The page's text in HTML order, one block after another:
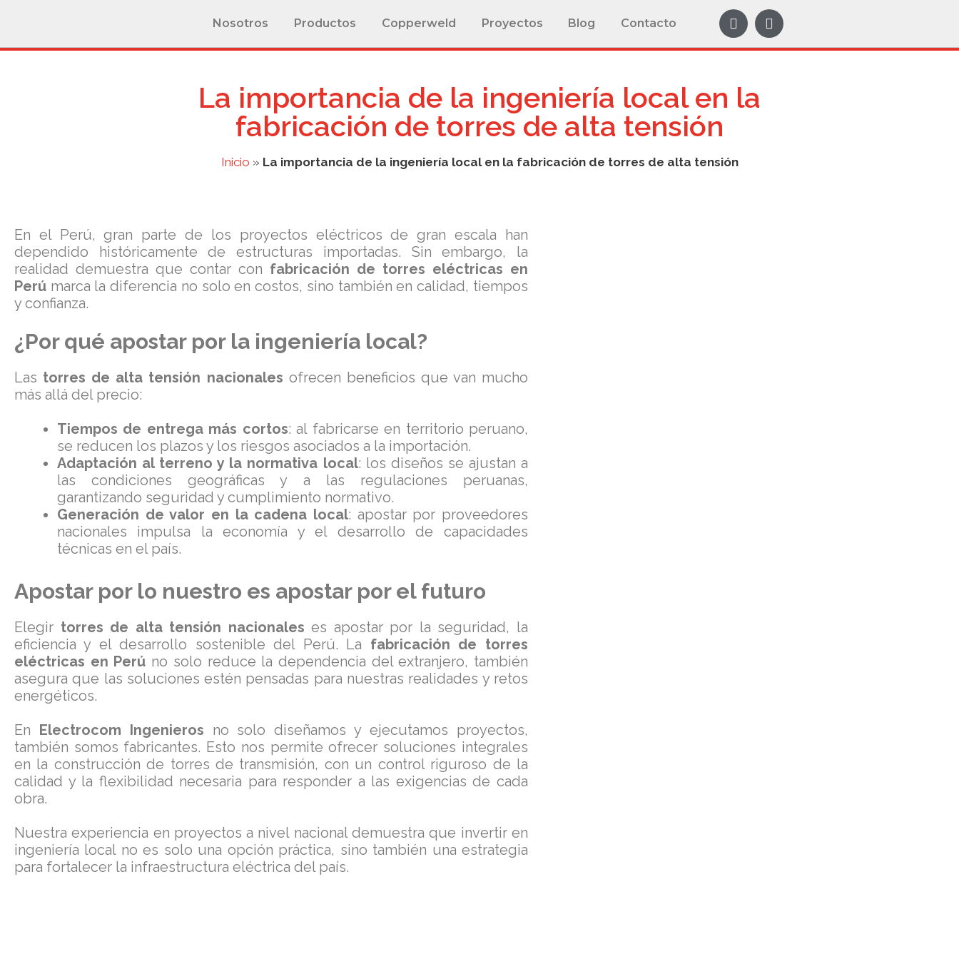
Nosotros Productos Copperweld Proyectos Blog Contacto
La importancia de la ingeniería local en la
fabricación de torres de alta tensión
Inicio » La importancia de la ingeniería local en la fabricación de torres de alta tensión
En el Perú, gran parte de los proyectos eléctricos de gran escala han
dependido históricamente de estructuras importadas. Sin embargo, la
realidad demuestra que contar con fabricación de torres eléctricas en
Perú marca la diferencia no solo en costos, sino también en calidad, tiempos
y confianza.
¿Por qué apostar por la ingeniería local?
Las torres de alta tensión nacionales ofrecen beneficios que van mucho
más allá del precio:
Tiempos de entrega más cortos: al fabricarse en territorio peruano,
se reducen los plazos y los riesgos asociados a la importación.
Adaptación al terreno y la normativa local: los diseños se ajustan a
las condiciones geográficas y a las regulaciones peruanas,
garantizando seguridad y cumplimiento normativo.
Generación de valor en la cadena local: apostar por proveedores
nacionales impulsa la economía y el desarrollo de capacidades
técnicas en el país.
Apostar por lo nuestro es apostar por el futuro
Elegir torres de alta tensión nacionales es apostar por la seguridad, la
eficiencia y el desarrollo sostenible del Perú. La fabricación de torres
eléctricas en Perú no solo reduce la dependencia del extranjero, también
asegura que las soluciones estén pensadas para nuestras realidades y retos
energéticos.
En Electrocom Ingenieros no solo diseñamos y ejecutamos proyectos,
también somos fabricantes. Esto nos permite ofrecer soluciones integrales
en la construcción de torres de transmisión, con un control riguroso de la
calidad y la flexibilidad necesaria para responder a las exigencias de cada
obra.
Nuestra experiencia en proyectos a nivel nacional demuestra que invertir en
ingeniería local no es solo una opción práctica, sino también una estrategia
para fortalecer la infraestructura eléctrica del país.